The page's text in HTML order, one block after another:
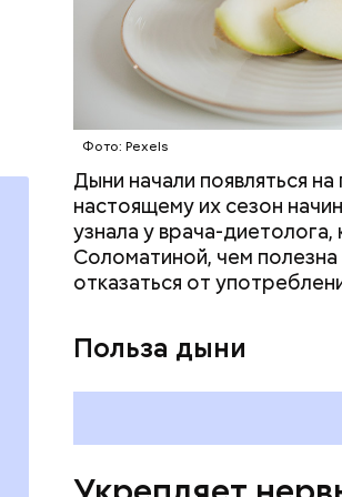
Фото: Pexels
Дыни начали появляться
настоящему их сезон
узнала у врача-
Соломатиной, чем полезна
отказаться от
Польза дыни
— Если человек уже
рекомендуется. При
раздраженного
исключить из рациона, —
повышению кислотности